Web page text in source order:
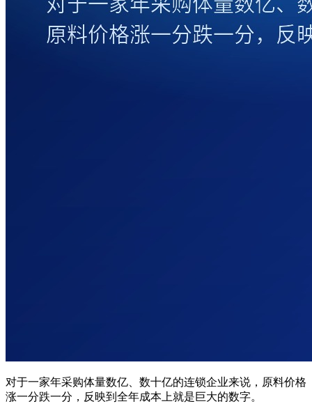
对于一家年采购体量数亿、数十亿的连锁企业来说，原料价格
涨一分跌一分，反映到全年成本上就是巨大的数字。